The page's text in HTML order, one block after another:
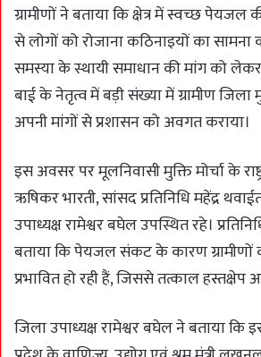
ग्रामीणों ने बताया कि क्षेत्र में स्वच्छ पेयजल
से लोगों को रोजाना कठिनाइयों का सामना
समस्या के स्थायी समाधान की मांग को
बाई के नेतृत्व में बड़ी संख्या में ग्रामीण
अपनी मांगों से प्रशासन को अवगत कराया।
इस अवसर पर मूलनिवासी मुक्ति मोर्चा के
ऋषिकर भारती, सांसद प्रतिनिधि महेंद्र
उपाध्यक्ष रामेश्वर बघेल उपस्थित रहे।
बताया कि पेयजल संकट के कारण
प्रभावित हो रही हैं, जिससे तत्काल
जिला उपाध्यक्ष रामेश्वर बघेल ने बताया कि